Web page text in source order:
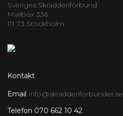
Sveriges Skrädderiförbund
Mailbox 336
111 73 Stockholm
Kontakt
Email info@skradderiforbundet.se
Telefon 070 662 10 42